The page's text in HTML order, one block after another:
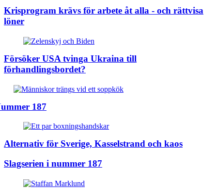
Krisprogram krävs för arbete åt alla - och rättvisa
löner
Försöker USA tvinga Ukraina till
förhandlingsbordet?
187
Alternativ för Sverige, Kasselstrand och kaos
Slagserien i nummer 187